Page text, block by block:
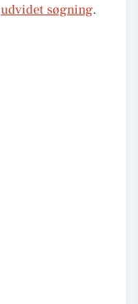
udvidet søgning.